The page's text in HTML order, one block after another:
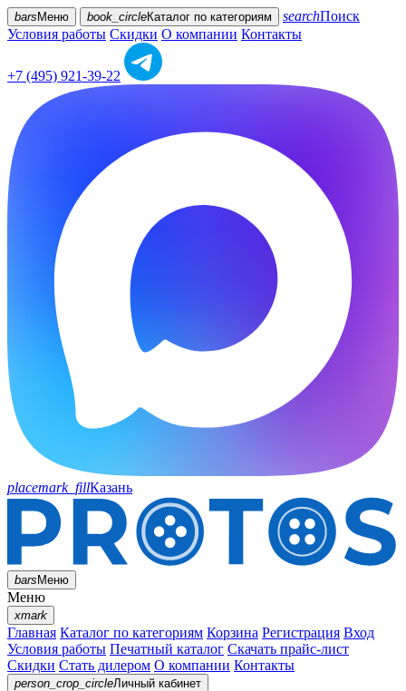
bars Меню book_circleКаталог по категориям searchПоиск
Условия работы Скидки О компании Контакты
+7 (495) 921-39-22
placemark_fillКазань
barsМеню
Меню
xmark
Главная Каталог по категориям Корзина Регистрация Вход
Условия работы Печатный каталог Скачать прайс-лист
Скидки Стать дилером О компании Контакты
person_crop_circleЛичный кабинет